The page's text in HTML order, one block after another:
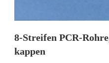
8-Streifen PCR-
kappen